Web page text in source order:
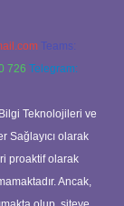
Teams:
726 Telegram:
Teknolojileri ve
Sağlayıcı olarak
proaktif olarak
Ancak,